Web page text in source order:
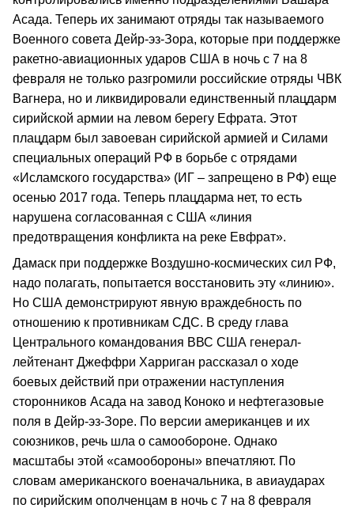
Асада. Теперь их занимают отряды так называемого
Военного совета Дейр-эз-Зора, которые при поддержке
ракетно-авиационных ударов США в ночь с 7 на 8
февраля не только разгромили российские отряды ЧВК
Вагнера, но и ликвидировали единственный плацдарм
сирийской армии на левом берегу Ефрата. Этот
плацдарм был завоеван сирийской армией и Силами
специальных операций РФ в борьбе с отрядами
«Исламского государства» (ИГ – запрещено в РФ) еще
осенью 2017 года. Теперь плацдарма нет, то есть
нарушена согласованная с США «линия
предотвращения конфликта на реке Евфрат».
Дамаск при поддержке Воздушно-космических сил РФ,
надо полагать, попытается восстановить эту «линию».
Но США демонстрируют явную враждебность по
отношению к противникам СДС. В среду глава
Центрального командования ВВС США генерал-
лейтенант Джеффри Харриган рассказал о ходе
боевых действий при отражении наступления
сторонников Асада на завод Коноко и нефтегазовые
поля в Дейр-эз-Зоре. По версии американцев и их
союзников, речь шла о самообороне. Однако
масштабы этой «самообороны» впечатляют. По
словам американского военачальника, в авиаударах
по сирийским ополченцам в ночь с 7 на 8 февраля